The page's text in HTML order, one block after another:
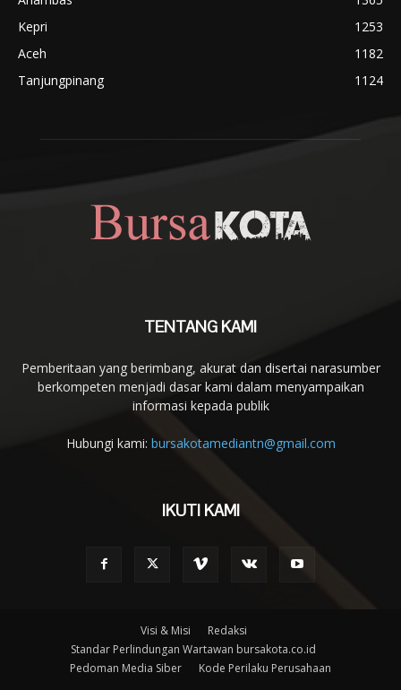
Kepri
1253
Aceh
1182
Tanjungpinang
1124
TENTANG KAMI
Pemberitaan yang berimbang, akurat dan disertai narasumber
berkompeten menjadi dasar kami dalam menyampaikan
informasi kepada publik
Hubungi kami: bursakotamediantn@gmail.com
IKUTI KAMI
Visi & Misi
Redaksi
Standar Perlindungan Wartawan bursakota.co.id
Pedoman Media Siber
Kode Perilaku Perusahaan